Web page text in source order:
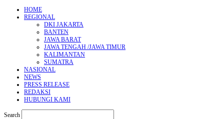
HOME
REGIONAL
DKI JAKARTA
BANTEN
JAWA BARAT
JAWA TENGAH /JAWA TIMUR
KALIMANTAN
SUMATRA
NASIONAL
NEWS
PRESS RELEASE
REDAKSI
HUBUNGI KAMI
Search